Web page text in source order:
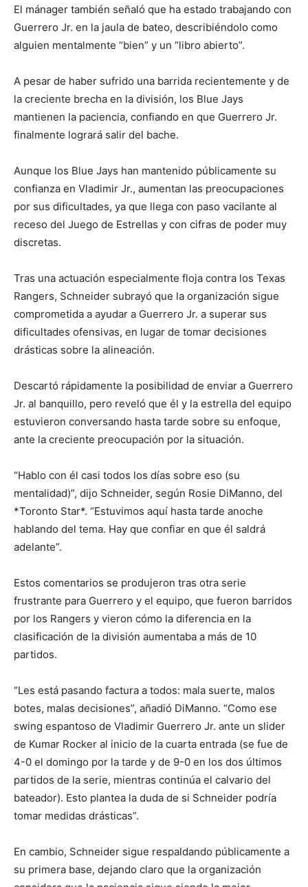
El mánager también señaló que ha estado trabajando con
Guerrero Jr. en la jaula de bateo, describiéndolo como
alguien mentalmente “bien” y un “libro abierto”.
A pesar de haber sufrido una barrida recientemente y de
la creciente brecha en la división, los Blue Jays
mantienen la paciencia, confiando en que Guerrero Jr.
finalmente logrará salir del bache.
Aunque los Blue Jays han mantenido públicamente su
confianza en Vladimir Jr., aumentan las preocupaciones
por sus dificultades, ya que llega con paso vacilante al
receso del Juego de Estrellas y con cifras de poder muy
discretas.
Tras una actuación especialmente floja contra los Texas
Rangers, Schneider subrayó que la organización sigue
comprometida a ayudar a Guerrero Jr. a superar sus
dificultades ofensivas, en lugar de tomar decisiones
drásticas sobre la alineación.
Descartó rápidamente la posibilidad de enviar a Guerrero
Jr. al banquillo, pero reveló que él y la estrella del equipo
estuvieron conversando hasta tarde sobre su enfoque,
ante la creciente preocupación por la situación.
“Hablo con él casi todos los días sobre eso (su
mentalidad)”, dijo Schneider, según Rosie DiManno, del
*Toronto Star*. “Estuvimos aquí hasta tarde anoche
hablando del tema. Hay que confiar en que él saldrá
adelante”.
Estos comentarios se produjeron tras otra serie
frustrante para Guerrero y el equipo, que fueron barridos
por los Rangers y vieron cómo la diferencia en la
clasificación de la división aumentaba a más de 10
partidos.
“Les está pasando factura a todos: mala suerte, malos
botes, malas decisiones”, añadió DiManno. “Como ese
swing espantoso de Vladimir Guerrero Jr. ante un slider
de Kumar Rocker al inicio de la cuarta entrada (se fue de
4-0 el domingo por la tarde y de 9-0 en los dos últimos
partidos de la serie, mientras continúa el calvario del
bateador). Esto plantea la duda de si Schneider podría
tomar medidas drásticas”.
En cambio, Schneider sigue respaldando públicamente a
su primera base, dejando claro que la organización